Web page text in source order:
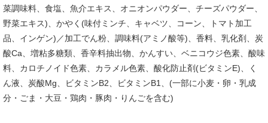
菜調味料、食塩、魚介エキス、オニオンパウダー、チーズパウダー、
野菜エキス)、かやく(味付ミンチ、キャベツ、コーン、トマト加工
品、インゲン)／加工でん粉、調味料(アミノ酸等)、香料、乳化剤、炭
酸Ca、増粘多糖類、香辛料抽出物、かんすい、ベニコウジ色素、酸味
料、カロチノイド色素、カラメル色素、酸化防止剤(ビタミンE)、く
ん液、炭酸Mg、ビタミンB2、ビタミンB1、(一部に小麦・卵・乳成
分・ごま・大豆・鶏肉・豚肉・りんごを含む)